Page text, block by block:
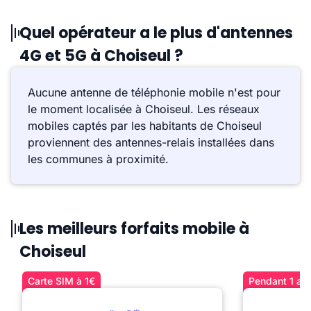
Quel opérateur a le plus d'antennes
4G et 5G à Choiseul ?
Aucune antenne de téléphonie mobile n'est pour
le moment localisée à Choiseul. Les réseaux
mobiles captés par les habitants de Choiseul
proviennent des antennes-relais installées dans
les communes à proximité.
Les meilleurs forfaits mobile à
Choiseul
Carte SIM à 1€ Pendant 1